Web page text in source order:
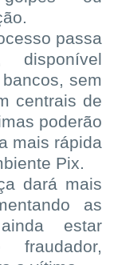
passa
sem
centrais de
poderão
mais rápida
Pix.
dará mais
as
estar